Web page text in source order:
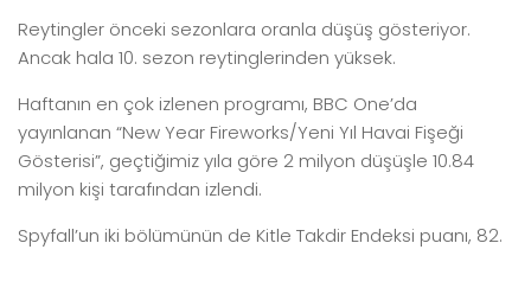
Reytingler önceki sezonlara oranla düşüş gösteriyor.
Ancak hala 10. sezon reytinglerinden yüksek.
Haftanın en çok izlenen programı, BBC One’da
yayınlanan “New Year Fireworks/Yeni Yıl Havai Fişeği
Gösterisi”, geçtiğimiz yıla göre 2 milyon düşüşle 10.84
milyon kişi tarafından izlendi.
Spyfall’un iki bölümünün de Kitle Takdir Endeksi puanı, 82.